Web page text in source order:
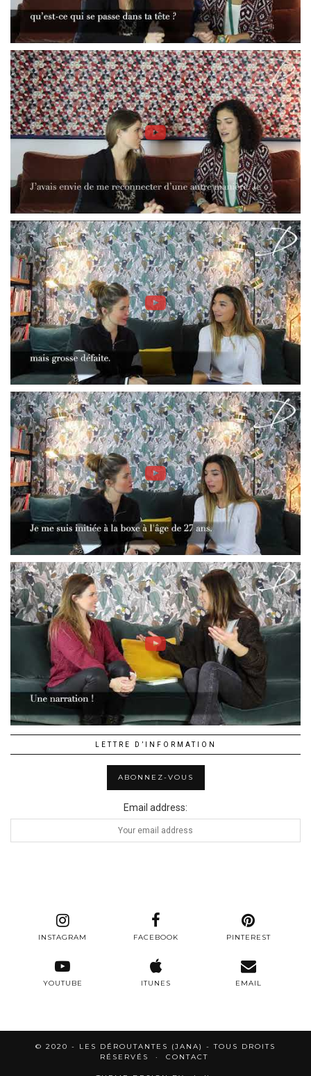
LETTRE D’INFORMATION
Email address:
INSTAGRAM FACEBOOK PINTEREST
YOUTUBE ITUNES EMAIL
© 2020 - LES DÉROUTANTES (JANA) - TOUS DROITS
RÉSERVÉS
CONTACT